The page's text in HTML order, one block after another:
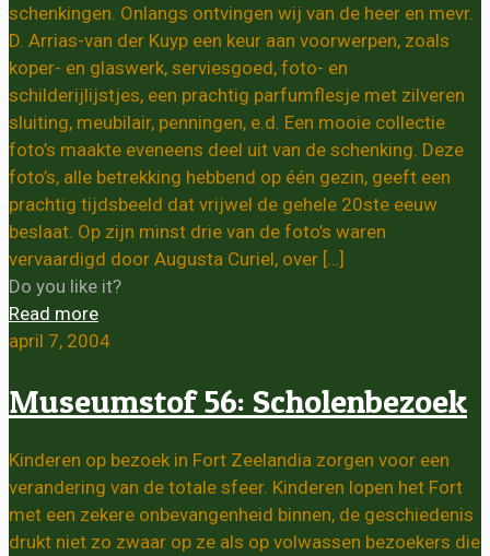
schenkingen. Onlangs ontvingen wij van de heer en mevr.
D. Arrias-van der Kuyp een keur aan voorwerpen, zoals
koper- en glaswerk, serviesgoed, foto- en
schilderijlijstjes, een prachtig parfumflesje met zilveren
sluiting, meubilair, penningen, e.d. Een mooie collectie
foto’s maakte eveneens deel uit van de schenking. Deze
foto’s, alle betrekking hebbend op één gezin, geeft een
prachtig tijdsbeeld dat vrijwel de gehele 20ste eeuw
beslaat. Op zijn minst drie van de foto’s waren
vervaardigd door Augusta Curiel, over […]
Do you like it?
Read more
april 7, 2004
Museumstof 56: Scholenbezoek
Kinderen op bezoek in Fort Zeelandia zorgen voor een
verandering van de totale sfeer. Kinderen lopen het Fort
met een zekere onbevangenheid binnen, de geschiedenis
drukt niet zo zwaar op ze als op volwassen bezoekers die